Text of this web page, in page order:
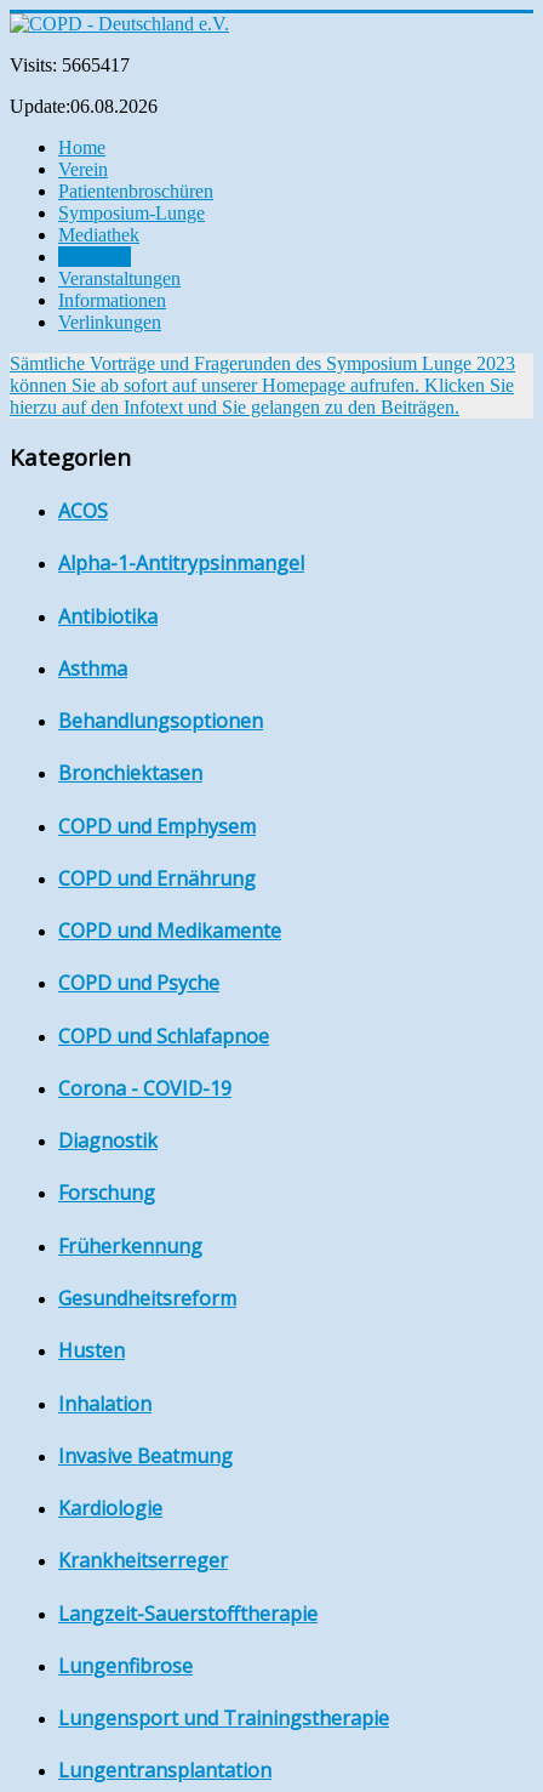
Visits: 5665417
Update:06.08.2026
Home
Verein
Patientenbroschüren
Symposium-Lunge
Mediathek
Veranstaltungen
Informationen
Verlinkungen
Sämtliche Vorträge und Fragerunden des Symposium Lunge 2023
können Sie ab sofort auf unserer Homepage aufrufen. Klicken Sie
hierzu auf den Infotext und Sie gelangen zu den Beiträgen.
Kategorien
ACOS
Alpha-1-Antitrypsinmangel
Antibiotika
Asthma
Behandlungsoptionen
Bronchiektasen
COPD und Emphysem
COPD und Ernährung
COPD und Medikamente
COPD und Psyche
COPD und Schlafapnoe
Corona - COVID-19
Diagnostik
Forschung
Früherkennung
Gesundheitsreform
Husten
Inhalation
Invasive Beatmung
Kardiologie
Krankheitserreger
Langzeit-Sauerstofftherapie
Lungenfibrose
Lungensport und Trainingstherapie
Lungentransplantation